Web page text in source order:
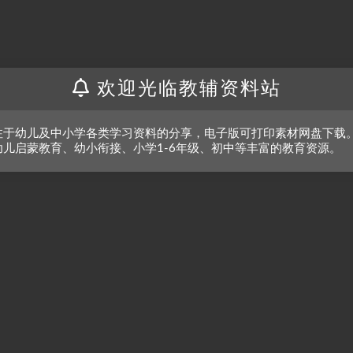
欢迎光临教辅资料站
于幼儿及中小学各类学习资料的分享，电子版可打印素材网盘下载
儿启蒙教育、幼小衔接、小学1-6年级、初中等丰富的教育资源。